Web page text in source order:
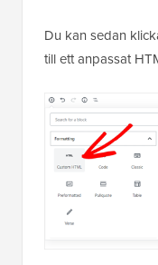
Du kan sedan
till ett anpassat